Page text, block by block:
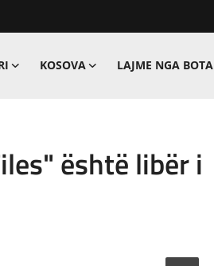
KOSOVA LAJME NGA BOTA
është libër i